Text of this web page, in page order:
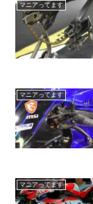
マニアってます
マニアってます
マニアってます